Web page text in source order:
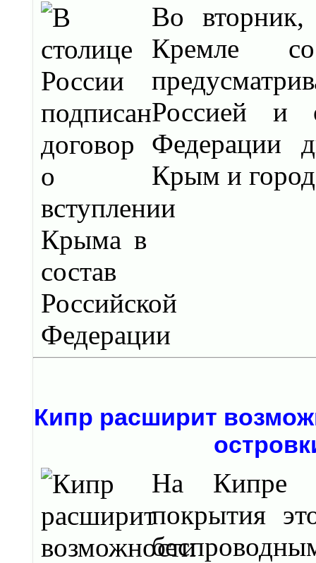
Во
Кремле
Россией и
Федерации
Крым и
Кипр расширит
На Кипре
покрытия